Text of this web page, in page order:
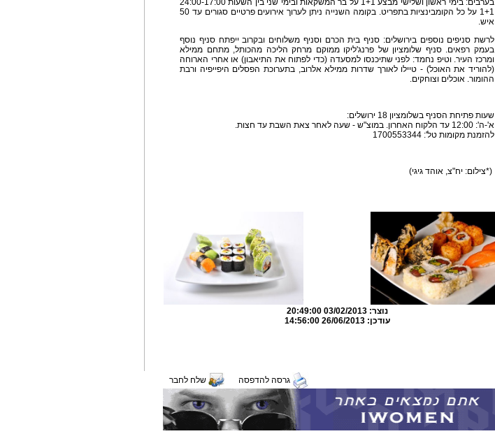
בערבים: בימי ראשון ושלישי מבצע 1+1 על בר המשקאות ובימי שני בין השעות 24:00-17:00
1+1 על כל הקומבינציות בתפריט. בקומה השנייה ניתן לערוך אירועים פרטיים סגורים עד 50
איש.
לרשת סניפים נוספים בירושלים: סניף בית הכרם וסניף משלוחים ובקרוב ייפתח סניף נוסף
בעמק רפאים. סניף שלומציון של פרנג'ליקו ממוקם מרחק הליכה מהכותל, מתחם ממילא
ומרכז העיר. וטיפ נחמד: לפני שתיכנסו למסעדה (כדי לפתוח את התיאבון) או אחרי הארוחה
(להוריד את האוכל) - טיילו לאורך שדרות ממילא אלרוב, בתערוכת הפסלים היפייפיה ורבת
ההומור. אוכלים וצוחקים.
שעות פתיחת הסניף בשלומציון 18 ירושלים:
א'-ה': 12:00 עד הלקוח האחרון. במוצ"ש - שעה לאחר צאת השבת עד חצות.
להזמנת מקומות טל': 1700553344
(*צילום: יח"צ, אוהד גיגי)
נוצר:03/02/2013 20:49:00
עודכן:26/06/2013 14:56:00
גרסה להדפסה שלח לחבר